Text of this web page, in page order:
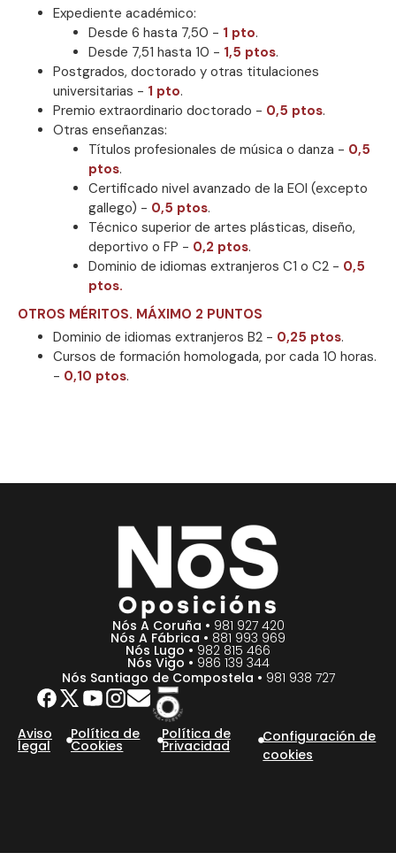
Expediente académico:
Desde 6 hasta 7,50 - 1 pto.
Desde 7,51 hasta 10 - 1,5 ptos.
Postgrados, doctorado y otras titulaciones
universitarias - 1 pto.
Premio extraordinario doctorado - 0,5 ptos.
Otras enseñanzas:
Títulos profesionales de música o danza - 0,5
ptos.
Certificado nivel avanzado de la EOI (excepto
gallego) - 0,5 ptos.
Técnico superior de artes plásticas, diseño,
deportivo o FP - 0,2 ptos.
Dominio de idiomas extranjeros C1 o C2 - 0,5
ptos.
OTROS MÉRITOS. MÁXIMO 2 PUNTOS
Dominio de idiomas extranjeros B2 - 0,25 ptos.
Cursos de formación homologada, por cada 10 horas.
- 0,10 ptos.
Nós A Coruña • 981 927 420
Nós A Fábrica • 881 993 969
Nós Lugo • 982 815 466
Nós Vigo • 986 139 344
Nós Santiago de Compostela • 981 938 727
Aviso
legal
Política de
Cookies
Política de
Privacidad
Configuración de
cookies